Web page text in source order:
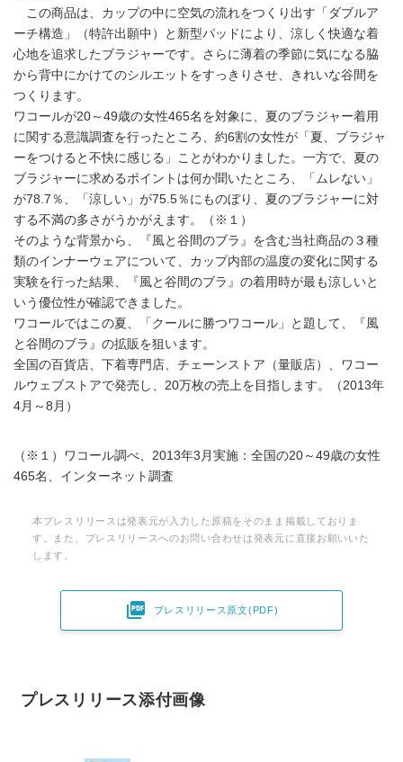
この商品は、カップの中に空気の流れをつくり出す「ダブルア
ーチ構造」（特許出願中）と新型パッドにより、涼しく快適な着
心地を追求したブラジャーです。さらに薄着の季節に気になる脇
から背中にかけてのシルエットをすっきりさせ、きれいな谷間を
つくります。
ワコールが20～49歳の女性465名を対象に、夏のブラジャー着用
に関する意識調査を行ったところ、約6割の女性が「夏、ブラジャ
ーをつけると不快に感じる」ことがわかりました。一方で、夏の
ブラジャーに求めるポイントは何か聞いたところ、「ムレない」
が78.7％、「涼しい」が75.5％にものぼり、夏のブラジャーに対
する不満の多さがうかがえます。（※１）
そのような背景から、『風と谷間のブラ』を含む当社商品の３種
類のインナーウェアについて、カップ内部の温度の変化に関する
実験を行った結果、『風と谷間のブラ』の着用時が最も涼しいと
いう優位性が確認できました。
ワコールではこの夏、「クールに勝つワコール」と題して、『風
と谷間のブラ』の拡販を狙います。
全国の百貨店、下着専門店、チェーンストア（量販店）、ワコー
ルウェブストアで発売し、20万枚の売上を目指します。（2013年
4月～8月）
（※１）ワコール調べ、2013年3月実施：全国の20～49歳の女性
465名、インターネット調査
本プレスリリースは発表元が入力した原稿をそのまま掲載しておりま
す。また、プレスリリースへのお問い合わせは発表元に直接お願いいた
します。
 プレスリリース原文(PDF)
プレスリリース添付画像